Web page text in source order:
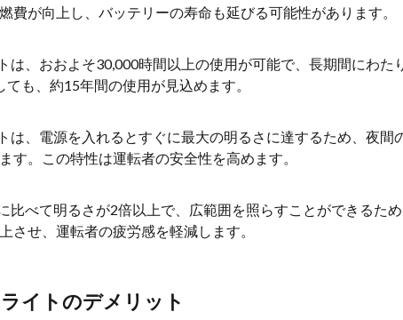
費が向上し、バッテリーの寿命も延びる可能性があります。
は、おおよそ30,000時間以上の使用が可能で、長期間にわた
も、約15年間の使用が見込めます。
は、電源を入れるとすぐに最大の明るさに達するため、夜間
す。この特性は運転者の安全性を高めます。
比べて明るさが2倍以上で、広範囲を照らすことができるた
させ、運転者の疲労感を軽減します。
イトのデメリット